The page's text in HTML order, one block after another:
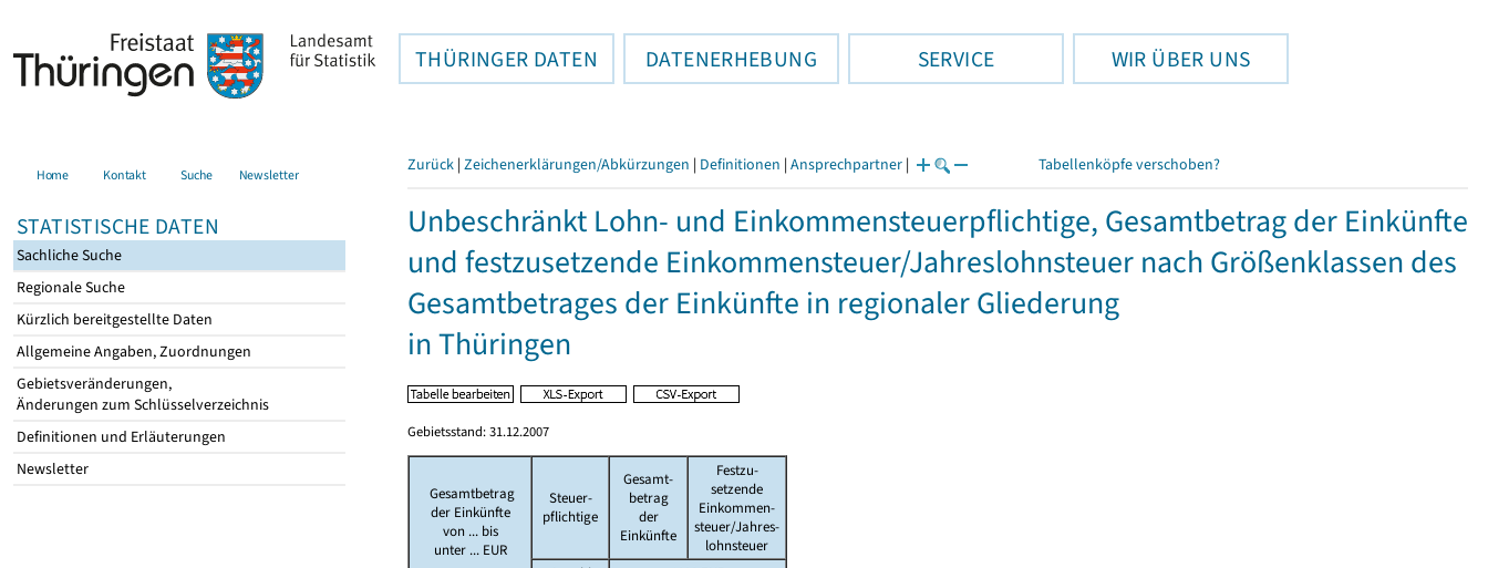
THÜRINGER DATEN DATENERHEBUNG SERVICE WIR ÜBER UNS
Home Kontakt Suche Newsletter
STATISTISCHE DATEN
Sachliche Suche
Regionale Suche
Kürzlich bereitgestellte Daten
Allgemeine Angaben, Zuordnungen
Gebietsveränderungen,
Änderungen zum Schlüsselverzeichnis
Definitionen und Erläuterungen
Newsletter
Zurück | Zeichenerklärungen/Abkürzungen | Definitionen | Ansprechpartner | Tabellenköpfe verschoben?
Unbeschränkt Lohn- und Einkommensteuerpflichtige, Gesamtbetrag der Einkünfte
und festzusetzende Einkommensteuer/Jahreslohnsteuer nach Größenklassen des
Gesamtbetrages der Einkünfte in regionaler Gliederung
in Thüringen
Gebietsstand: 31.12.2007
Gesamtbetrag
der Einkünfte
von ... bis
unter ... EUR
Steuer-
pflichtige
Gesamt-
betrag
der
Einkünfte
Festzu-
setzende
Einkommen-
steuer/Jahres-
lohnsteuer